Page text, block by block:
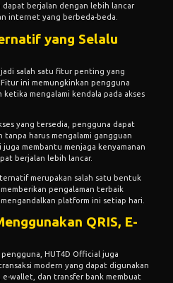
dapat berjalan dengan lebih lancar
internet yang berbeda-beda.
yang Selalu
salah satu fitur penting yang
ini memungkinkan pengguna
mengalami kendala pada akses
yang tersedia, pengguna dapat
harus mengalami gangguan
membantu menjaga kenyamanan
berjalan lebih lancar.
merupakan salah satu bentuk
pengalaman terbaik
platform ini setiap hari.
QRIS, E-
HUT4D Official juga
modern yang dapat digunakan
e-wallet, dan transfer bank membuat